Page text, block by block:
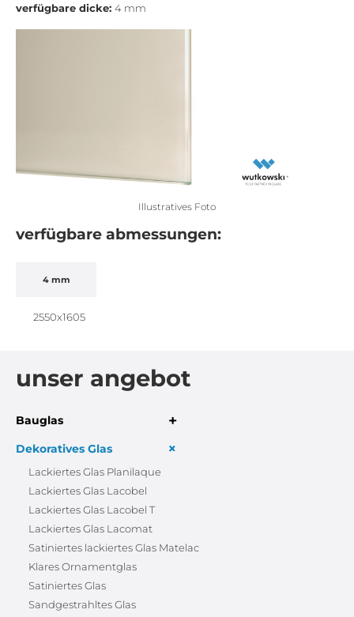
unser angebot
Bauglas +
Dekoratives Glas +
Lackiertes Glas Planilaque
Lackiertes Glas Lacobel
Lackiertes Glas Lacobel T
Lackiertes Glas Lacomat
Satiniertes lackiertes Glas Matelac
Klares Ornamentglas
Satiniertes Glas
Sandgestrahltes Glas
verfügbare dicke: 4 mm
Illustratives Foto
verfügbare abmessungen:
4 mm
2550x1605